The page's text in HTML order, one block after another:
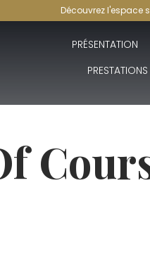
Découvrez l'espace
PRÉSENTATION
PRESTATIONS